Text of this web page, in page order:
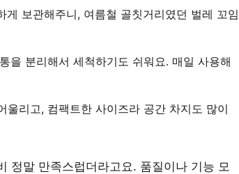
보관해주니, 여름철 골칫거리였던 벌레 꼬임
을 분리해서 세척하기도 쉬워요. 매일 사용해
리고, 컴팩트한 사이즈라 공간 차지도 많이
정말 만족스럽더라고요. 품질이나 기능 모